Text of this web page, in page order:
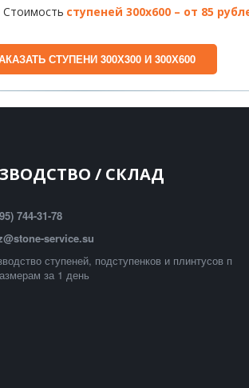
Стоимость ступеней 300х600 – от 85
СТУПЕНИ 300Х300 И 300Х600
/ СКЛАД
744-31-78
service.su
ступеней, подступенков и плинтусов п
за 1 день